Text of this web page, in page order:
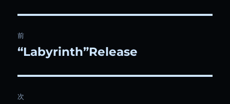
稿
ビ
前
前
投
稿:
“Labyrinth”Release
次